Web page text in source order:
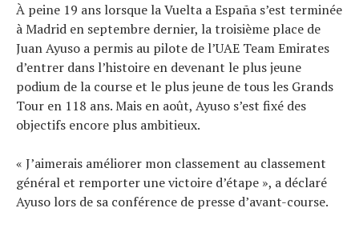
À peine 19 ans lorsque la Vuelta a España s’est terminée
à Madrid en septembre dernier, la troisième place de
Juan Ayuso a permis au pilote de l’UAE Team Emirates
d’entrer dans l’histoire en devenant le plus jeune
podium de la course et le plus jeune de tous les Grands
Tour en 118 ans. Mais en août, Ayuso s’est fixé des
objectifs encore plus ambitieux.
« J’aimerais améliorer mon classement au classement
général et remporter une victoire d’étape », a déclaré
Ayuso lors de sa conférence de presse d’avant-course.
Actualités
Technologies